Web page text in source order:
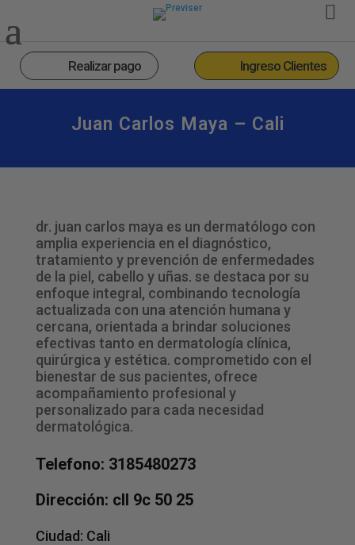
Realizar pago Ingreso Clientes
Juan Carlos Maya – Cali
dr. juan carlos maya es un dermatólogo con
amplia experiencia en el diagnóstico,
tratamiento y prevención de enfermedades
de la piel, cabello y uñas. se destaca por su
enfoque integral, combinando tecnología
actualizada con una atención humana y
cercana, orientada a brindar soluciones
efectivas tanto en dermatología clínica,
quirúrgica y estética. comprometido con el
bienestar de sus pacientes, ofrece
acompañamiento profesional y
personalizado para cada necesidad
dermatológica.
Telefono: 3185480273
Dirección: cll 9c 50 25
Ciudad: Cali